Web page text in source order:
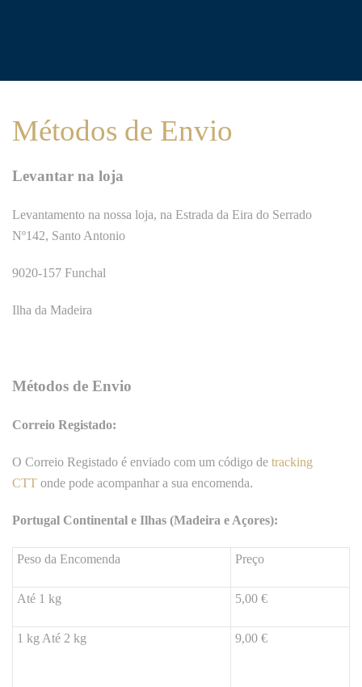
Métodos de Envio
Levantar na loja
Levantamento na nossa loja, na Estrada da Eira do Serrado
Nº142, Santo Antonio
9020-157 Funchal
Ilha da Madeira
Métodos de Envio
Correio Registado:
O Correio Registado é enviado com um código de tracking
CTT onde pode acompanhar a sua encomenda.
Portugal Continental e Ilhas (Madeira e Açores):
Peso da Encomenda Preço
Até 1 kg 5,00 €
1 kg Até 2 kg 9,00 €